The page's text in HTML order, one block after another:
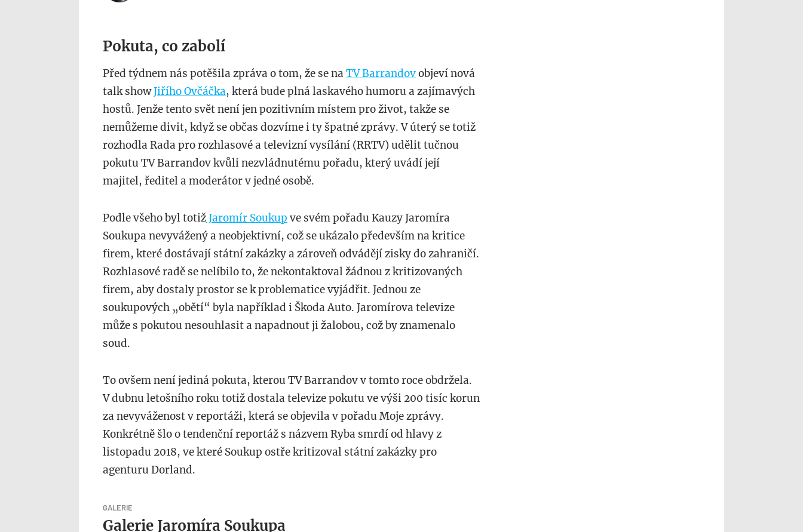
Pokuta, co zabolí
Před týdnem nás potěšila zpráva o tom, že se na TV Barrandovobjeví nová
talk showJiřího Ovčáčka, která bude plná laskavého humoru a zajímavých
hostů. Jenže tento svět není jen pozitivním místem pro život, takže se
nemůžeme divit, když se občas dozvíme i ty špatné zprávy. V úterý se totiž
rozhodla Rada pro rozhlasové a televizní vysílání (RRTV) udělit tučnou
pokutu TV Barrandov kvůli nezvládnutému pořadu, který uvádí její
majitel, ředitel a moderátor v jedné osobě.
Podle všeho byl totižJaromír Soukup ve svém pořadu Kauzy Jaromíra
Soukupa nevyvážený a neobjektivní, což se ukázalo především na kritice
firem, které dostávají státní zakázky a zároveň odvádějí zisky do zahraničí.
Rozhlasové radě se nelíbilo to, že nekontaktoval žádnou z kritizovaných
firem, aby dostaly prostor se k problematice vyjádřit. Jednou ze
soukupových „obětí“ byla například i Škoda Auto. Jaromírova televize
může s pokutou nesouhlasit a napadnout ji žalobou, což by znamenalo
soud.
To ovšem není jediná pokuta, kterou TV Barrandov v tomto roce obdržela.
V dubnu letošního roku totiž dostala televize pokutu ve výši 200 tisíc korun
za nevyváženost v reportáži, která se objevila v pořadu Moje zprávy.
Konkrétně šlo o tendenční reportáž s názvem Ryba smrdí od hlavy z
listopadu 2018, ve které Soukup ostře kritizoval státní zakázky pro
agenturu Dorland.
GALERIE
Galerie Jaromíra Soukupa